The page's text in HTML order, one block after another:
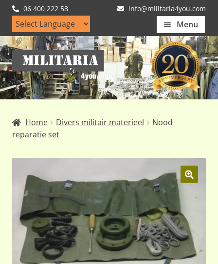
06 400 222 58 info@militaria4you.com
Menu
Home
Artikelen
Nieuws
Ga
door
naar
navigatie
Ga
naar
de
inhoud
Home Divers militair materieel
Nood
reparatie set